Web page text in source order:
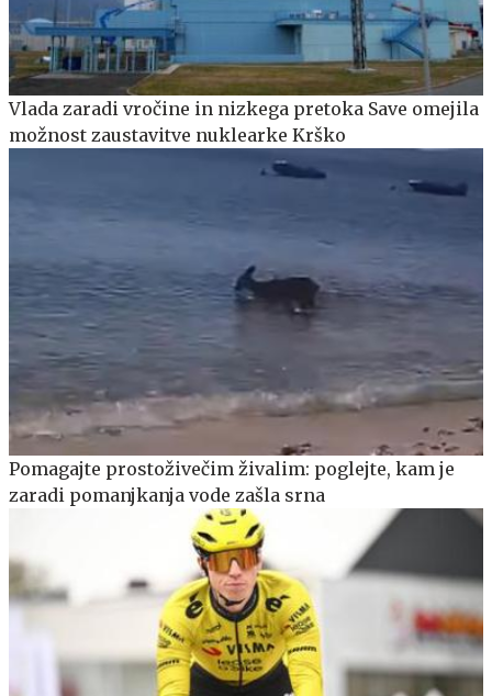
Vlada zaradi vročine in nizkega pretoka Save omejila
možnost zaustavitve nuklearke Krško
Pomagajte prostoživečim živalim: poglejte, kam je
zaradi pomanjkanja vode zašla srna